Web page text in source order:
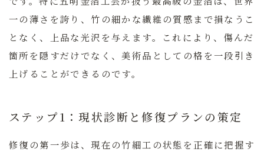
一の薄さを誇り、竹の細かな繊維の質感まで損なうこ
となく、上品な光沢を与えます。これにより、傷んだ
箇所を隠すだけでなく、美術品としての格を一段引き
上げることができるのです。
ステップ1：現状診断と修復プランの策定
修復の第一歩は、現在の竹細工の状態を正確に把握す